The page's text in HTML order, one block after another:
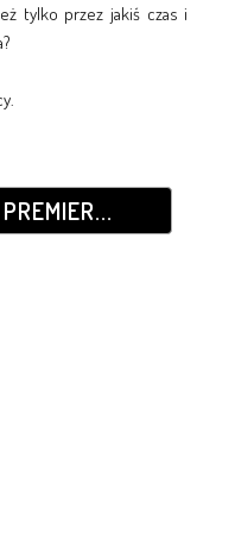
tylko przez jakiś czas i